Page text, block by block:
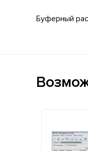
Буферный